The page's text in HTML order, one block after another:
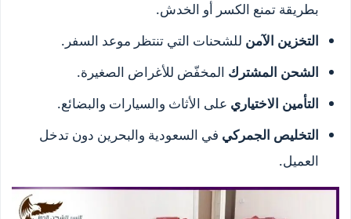
بطريقة تمنع الكسر أو الخدش.
التخزين الآمن للشحنات التي تنتظر موعد السفر.
الشحن المشترك المخفّض للأغراض الصغيرة.
التأمين الاختياري على الأثاث والسيارات والبضائع.
التخليص الجمركي في السعودية والبحرين دون تدخل
العميل.